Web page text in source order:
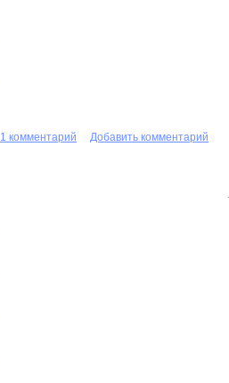
1 комментарий Добавить комментарий